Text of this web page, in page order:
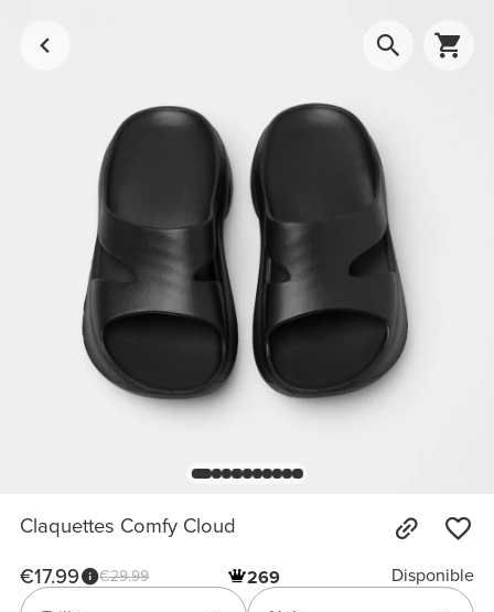
Claquettes Comfy Cloud
€17.99 €29.99 269
Disponible